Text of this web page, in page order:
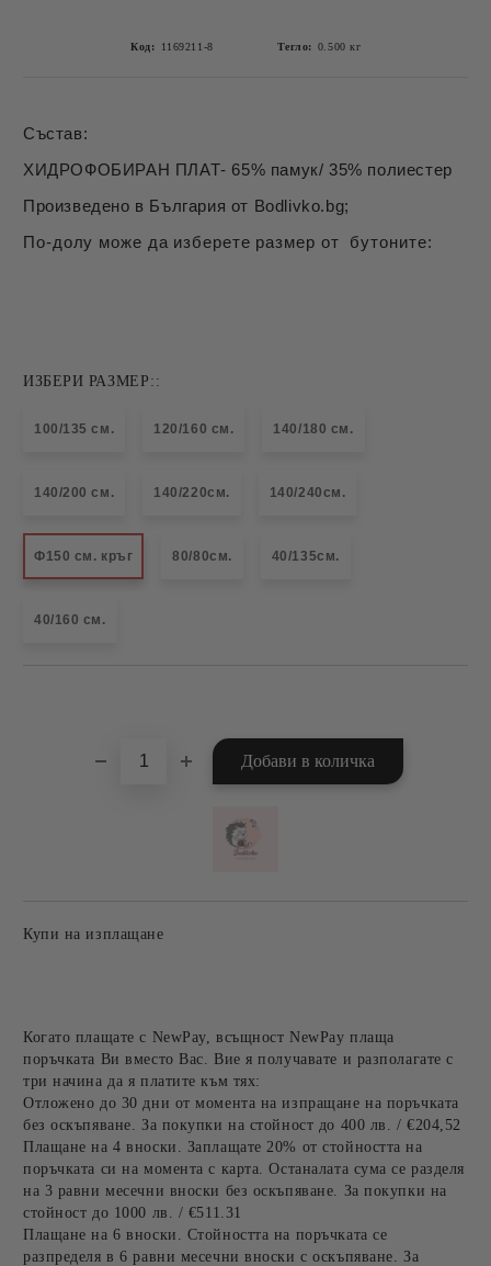
Код: 1169211-8 Тегло: 0.500 кг
Състав:
ХИДРОФОБИРАН ПЛАТ- 65% памук/ 35% полиестер
Произведено в България от Bodlivko.bg;
По-долу може да изберете размер от бутоните:
ИЗБЕРИ РАЗМЕР::
100/135 см. 120/160 см. 140/180 см.
140/200 см. 140/220см. 140/240см.
Ф150 см. кръг 80/80см. 40/135см.
40/160 см.
Купи на изплащане
Когато плащате с NewPay, всъщност NewPay плаща
поръчката Ви вместо Вас. Вие я получавате и разполагате с
три начина да я платите към тях:
Отложено до 30 дни от момента на изпращане на поръчката
без оскъпяване. За покупки на стойност до 400 лв. / €204,52
Плащане на 4 вноски. Заплащате 20% от стойността на
поръчката си на момента с карта. Останалата сума се разделя
на 3 равни месечни вноски без оскъпяване. За покупки на
стойност до 1000 лв. / €511.31
Плащане на 6 вноски. Стойността на поръчката се
разпределя в 6 равни месечни вноски с оскъпяване. За